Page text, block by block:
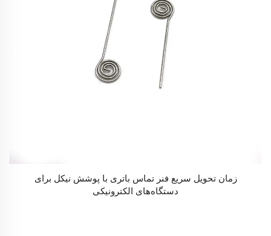
زمان تحویل سریع فنر تماس باتری با پوشش نیکل برای
دستگاه‌های الکترونیکی